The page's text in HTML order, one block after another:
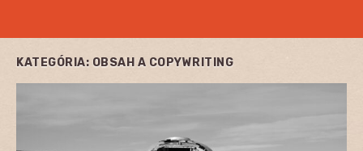
KATEGÓRIA: OBSAH A COPYWRITING